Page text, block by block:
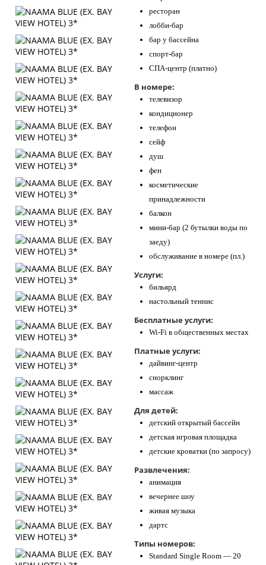
ресторан
лобби-бар
бар у бассейна
спорт-бар
СПА-центр (платно)
В номере:
телевизор
кондиционер
телефон
сейф
душ
фен
косметические
принадлежности
балкон
мини-бар (2 бутылки воды по
заеду)
обслуживание в номере (пл.)
Услуги:
бильярд
настольный теннис
Бесплатные услуги:
Wi-Fi в общественных местах
Платные услуги:
дайвинг-центр
снорклинг
массаж
Для детей:
детский открытый бассейн
детская игровая площадка
детские кроватки (по запросу)
Развлечения:
анимация
вечернее шоу
живая музыка
дартс
Типы номеров:
Standard Single Room — 20